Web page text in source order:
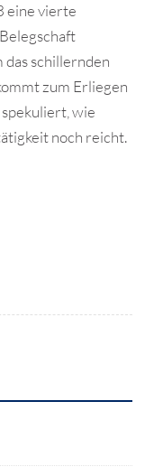
eine vierte
schillernden
zum Erliegen
wie
noch reicht.